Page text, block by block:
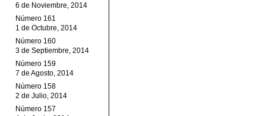
6 de Noviembre, 2014
Número 161
1 de Octubre, 2014
Número 160
3 de Septiembre, 2014
Número 159
7 de Agosto, 2014
Número 158
2 de Julio, 2014
Número 157